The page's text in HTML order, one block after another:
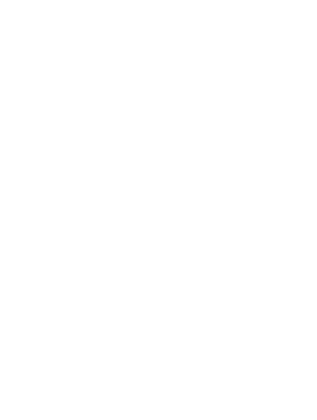
· Morte · Giudizio · Paradiso · Purgatorio